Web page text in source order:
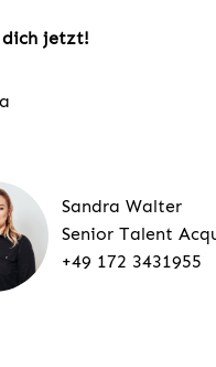
dich jetzt!
Sandra Walter
Senior Talent
+49 172 3431955